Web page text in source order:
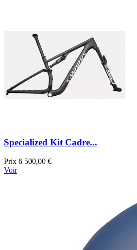
Specialized Kit Cadre...
Prix 6 500,00 €
Voir